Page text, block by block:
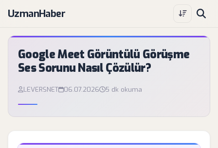
UzmanHaber
Google Meet Görüntülü Görüşme
Ses Sorunu Nasıl Çözülür?
LEVERSNET 06.07.2026 5 dk okuma